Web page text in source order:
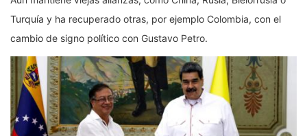
Turquía y ha recuperado otras, por ejemplo Colombia, con el
cambio de signo político con Gustavo Petro.